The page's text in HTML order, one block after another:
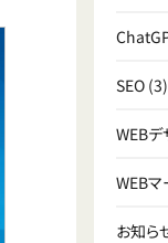
SEO (3)
WEBデ
WEBマ
お知ら